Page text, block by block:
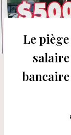
Le